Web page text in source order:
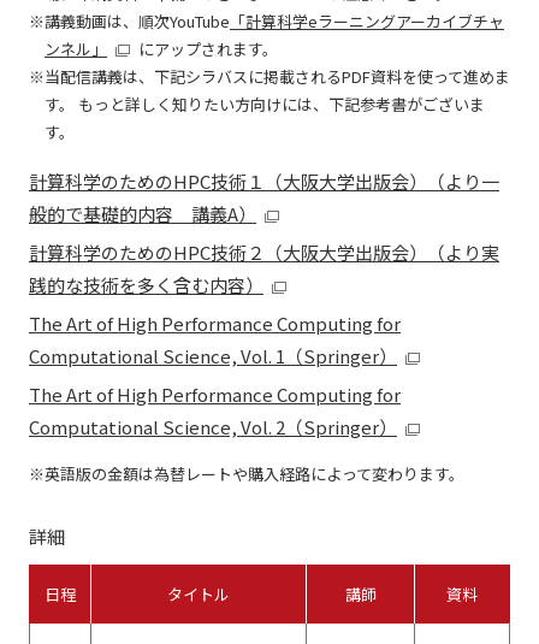
講義動画は、順次YouTube 「計算科学eラーニングアーカイブチャ
ンネル」
にアップされます。
当配信講義は、下記シラバスに掲載されるPDF資料を使って進めま
す。 もっと詳しく知りたい方向けには、下記参考書がございま
す。
計算科学のためのHPC技術１（大阪大学出版会）（より一
般的で基礎的内容 講義A）
計算科学のためのHPC技術２（大阪大学出版会）（より実
践的な技術を多く含む内容）
The Art of High Performance Computing for
Computational Science, Vol. 1（Springer）
The Art of High Performance Computing for
Computational Science, Vol. 2（Springer）
英語版の金額は為替レートや購入経路によって変わります。
詳細
日程 タイトル 講師 資料